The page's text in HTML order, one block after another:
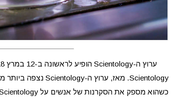
ערוץ ה-Scientology הופיע לראשונה ב-12 במרץ 2018,